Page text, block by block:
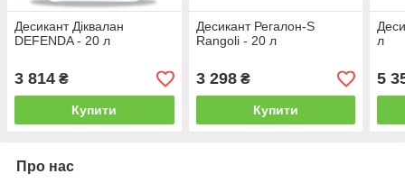
Десикант Діквалан
DEFENDA - 20 л
3 814 ₴
Купити
Десикант Регалон-S
Rangoli - 20 л
3 298₴
Купити
л
5
Про нас